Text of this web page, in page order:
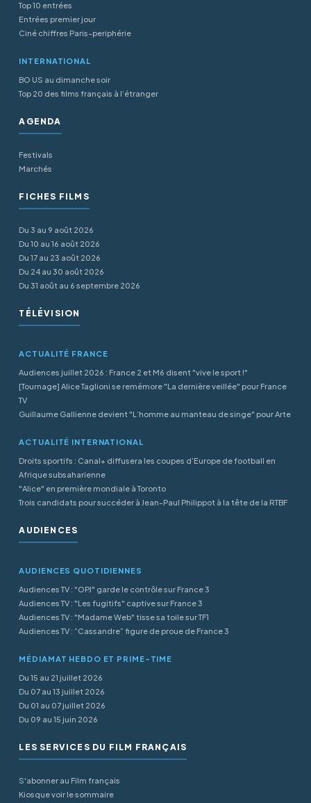
Top 10 entrées
Entrées premier jour
Ciné chiffres Paris-periphérie
INTERNATIONAL
BO US au dimanche soir
Top 20 des films français à l’étranger
AGENDA
Festivals
Marchés
FICHES FILMS
Du 3 au 9 août 2026
Du 10 au 16 août 2026
Du 17 au 23 août 2026
Du 24 au 30 août 2026
Du 31 août au 6 septembre 2026
TÉLÉVISION
ACTUALITÉ FRANCE
Audiences juillet 2026 : France 2 et M6 disent "vive le sport !"
[Tournage] Alice Taglioni se remémore "La dernière veillée" pour France
TV
Guillaume Gallienne devient "L’homme au manteau de singe" pour Arte
ACTUALITÉ INTERNATIONAL
Droits sportifs : Canal+ diffusera les coupes d’Europe de football en
Afrique subsaharienne
"Alice" en première mondiale à Toronto
Trois candidats pour succéder à Jean-Paul Philippot à la tête de la RTBF
AUDIENCES
AUDIENCES QUOTIDIENNES
Audiences TV : "OPJ" garde le contrôle sur France 3
Audiences TV : "Les fugitifs" captive sur France 3
Audiences TV : "Madame Web" tisse sa toile sur TF1
Audiences TV : “Cassandre” figure de proue de France 3
MÉDIAMAT HEBDO ET PRIME-TIME
Du 15 au 21 juillet 2026
Du 07 au 13 juillet 2026
Du 01 au 07 juillet 2026
Du 09 au 15 juin 2026
LES SERVICES DU FILM FRANÇAIS
S'abonner au Film français
Kiosque voir le sommaire